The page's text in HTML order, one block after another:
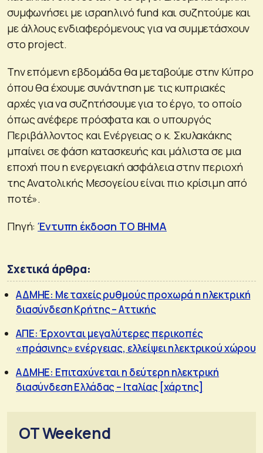
συμφωνήσει με ισραηλινό fund και συζητούμε και
με άλλους ενδιαφερόμενους για να συμμετάσχουν
στο project.
Την επόμενη εβδομάδα θα μεταβούμε στην Κύπρο
όπου θα έχουμε συνάντηση με τις κυπριακές
αρχές για να συζητήσουμε για το έργο, το οποίο
όπως ανέφερε πρόσφατα και ο υπουργός
Περιβάλλοντος και Ενέργειας ο κ. Σκυλακάκης
μπαίνει σε φάση κατασκευής και μάλιστα σε μια
εποχή που η ενεργειακή ασφάλεια στην περιοχή
της Ανατολικής Μεσογείου είναι πιο κρίσιμη από
ποτέ».
Πηγή:Έντυπη έκδοση ΤΟ ΒΗΜΑ
Σχετικά άρθρα:
ΑΔΜΗΕ: Με ταχείς ρυθμούς προχωρά η ηλεκτρική
διασύνδεση Κρήτης – Αττικής
ΑΠΕ: Έρχονται μεγαλύτερες περικοπές
«πράσινης» ενέργειας, ελλείψει ηλεκτρικού χώρου
ΑΔΜΗΕ: Επιταχύνεται η δεύτερη ηλεκτρική
διασύνδεση Ελλάδας – Ιταλίας [χάρτης]
OT Weekend